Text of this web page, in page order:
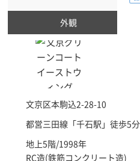
外観
文京区本駒込2-28-10
都営三田線「千石駅 」徒歩5分
地上5階/1998年
RC造(鉄筋コンクリート造)